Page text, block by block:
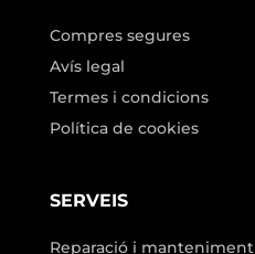
Compres segures
Avís legal
Termes i condicions
Política de cookies
SERVEIS
Reparació i manteniment